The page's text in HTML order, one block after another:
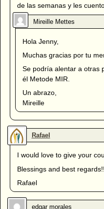
de las semanas y les
Hola Jenny,
Muchas gracias por tu
Se podría alentar a otras
él Metode MIR.
Un abrazo,
Mireille
I would love to give your
Blessings and best regards!!
Rafael